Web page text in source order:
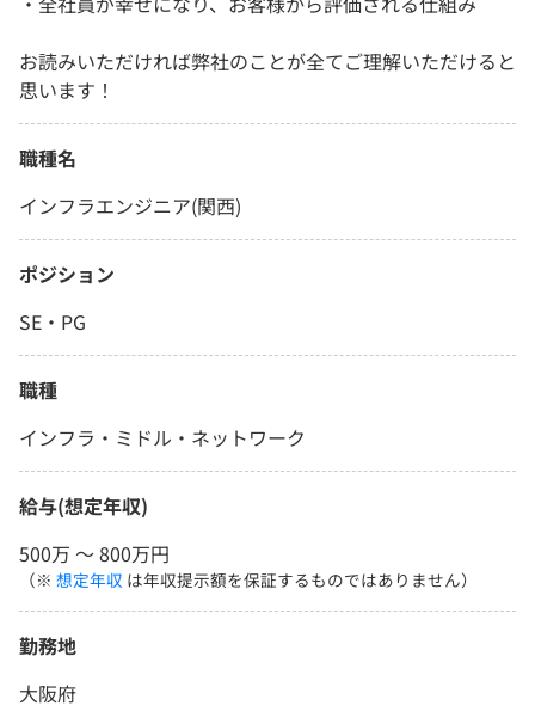
お読みいただければ弊社のことが全てご理解いただけると
思います！
職種名
インフラエンジニア(関西)
ポジション
SE・PG
職種
インフラ・ミドル・ネットワーク
給与(想定年収)
500万 〜 800万円
（※ 想定年収 は年収提示額を保証するものではありません）
勤務地
大阪府